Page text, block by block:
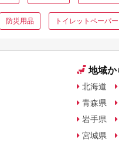
防災用品 トイレットペーパー
地域か
北海道
青森県
岩手県
宮城県